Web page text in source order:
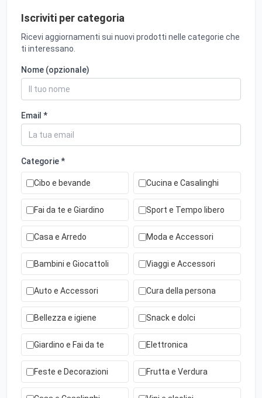
Iscriviti per categoria
Ricevi aggiornamenti sui nuovi prodotti nelle categorie che
ti interessano.
Nome (opzionale)
Email *
Categorie *
Cibo e bevande Cucina e Casalinghi
Fai da te e Giardino Sport e Tempo libero
Casa e Arredo Moda e Accessori
Bambini e Giocattoli Viaggi e Accessori
Auto e Accessori Cura della persona
Bellezza e igiene Snack e dolci
Giardino e Fai da te Elettronica
Feste e Decorazioni Frutta e Verdura